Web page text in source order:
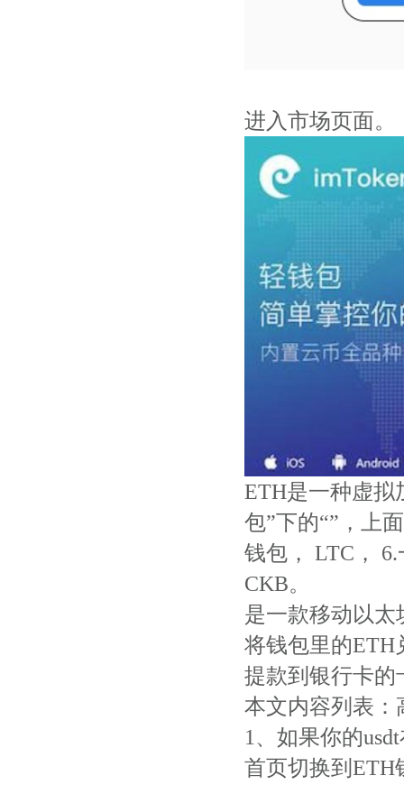
进入市场页面。
ETH是一种虚拟
包”下的“”，上
钱包， LTC，
CKB。
是一款移动以太
将钱包里的ETH
提款到银行卡的
本文内容列表：
1、如果你的
首页切换到ETH